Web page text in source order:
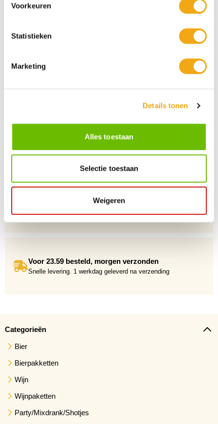
Voorkeuren
Statistieken
Marketing
Details tonen
Alles toestaan
Selectie toestaan
Weigeren
Persoonlijke klantenservice
vakkundige klantenservice klaar.
+10 Jaar dé drankengroothandel
Gratis verzending vanaf €75,-
Voor 23.59 besteld, morgen verzonden
Snelle levering. 1 werkdag geleverd na verzending
Categorieën
Bier
Bierpakketten
Wijn
Wijnpaketten
Party/Mixdrank/Shotjes